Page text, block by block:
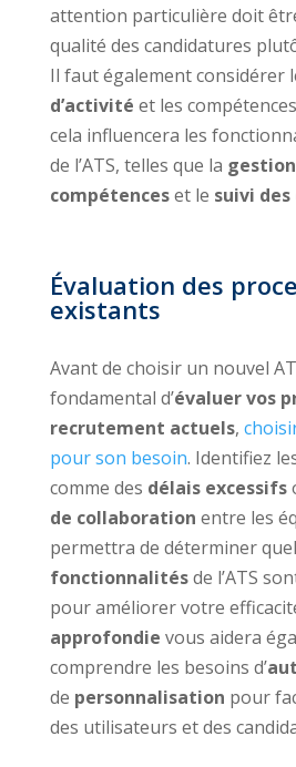
attention particulière doit
qualité des candidatures
Il faut également considérer
d’activité et les
cela influencera les
de l’ATS, telles que la
compétenceset le suivi
Évaluation des
existants
Avant de choisir un nouvel
fondamental d’évaluer vos
recrutement actuels,
pour son besoin. Identifiez
comme des délais excessifs
de collaboration entre les
permettra de déterminer
fonctionnalitésde l’ATS
pour améliorer votre
approfondie vous aidera
comprendre les besoins d’
de personnalisation pour
des utilisateurs et des